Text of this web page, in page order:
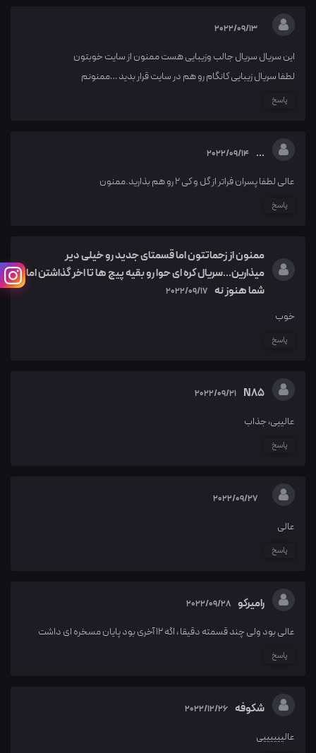
2022/09/13
این سریال سریال جالب وزیبایی هست ممنون از سایت خوبتون
لطفا سریال زیبایی کانگام رو هم در سایت قرار بدید …ممنونم
پاسخ
...
2022/09/14
عالی لطفا پسران فراتر از گل و کی ۲ رو هم بذارید.ممنون
پاسخ
ممنون از زحماتتون اما قسمتای جدید رو خیلی دیر
میذارین...سریال کره ای حوا رو بقیه پیج ها تا اخر گذاشتن اما
شما هنوز نه 2022/09/17
خوب
پاسخ
N85
2022/09/21
عالییی، جذاب
پاسخ
2022/09/27
عالی
پاسخ
رامیرکو 2022/09/28
عالی بود ولی چند قسمته دقیقا ، اگه ۱۲ آخری بود پایان مسخره ای داشت
پاسخ
شکوفه 2022/12/26
عالییییییی